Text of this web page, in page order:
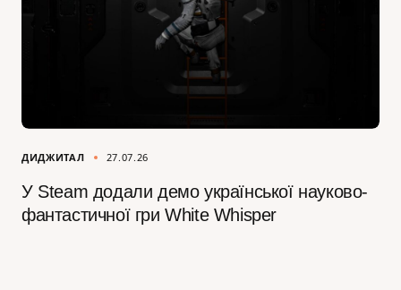
ДИДЖИТАЛ 27.07.26
У Steam додали демо української науково-
фантастичної гри White Whisper